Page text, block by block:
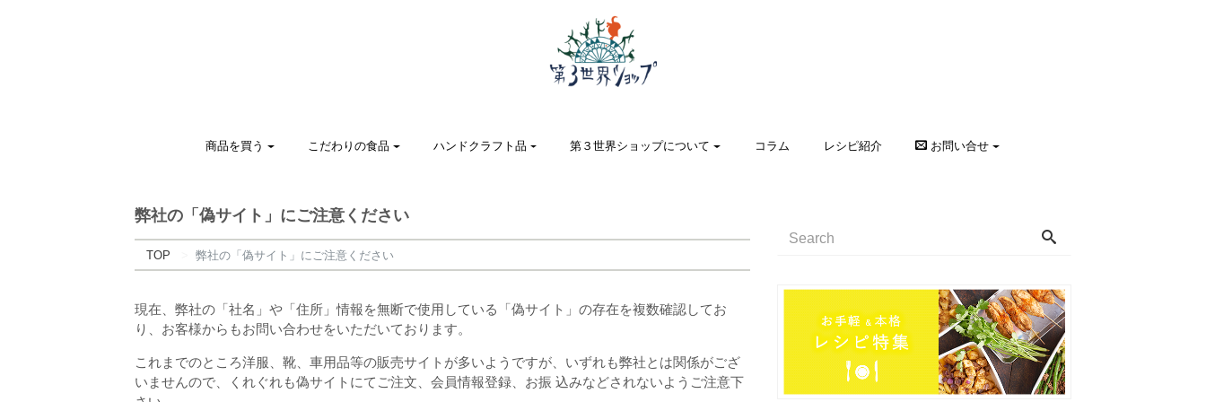
商品を買う こだわりの食品 ハンドクラフト品 第３世界ショップについて コラム レシピ紹介 お問い合せ
弊社の「偽サイト」にご注意ください
TOP 弊社の「偽サイト」にご注意ください
現在、弊社の「社名」や「住所」情報を無断で使用している「偽サイト」の存在を複数確認してお
り、お客様からもお問い合わせをいただいております。
これまでのところ洋服、靴、車用品等の販売サイトが多いようですが、いずれも弊社とは関係がござ
いませんので、くれぐれも偽サイトにてご注文、会員情報登録、お振 込みなどされないようご注意下